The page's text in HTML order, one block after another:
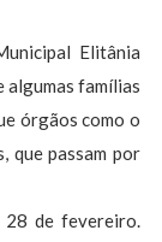
Elitânia
algumas famílias
órgãos como o
que passam por
28 de fevereiro.